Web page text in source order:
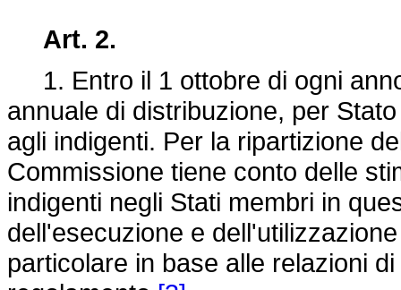
Art. 2.
1. Entro il 1 ottobre di ogni
annuale di distribuzione, per
agli indigenti. Per la ripartizione
Commissione tiene conto delle
indigenti negli Stati membri in
dell'esecuzione e
particolare in base alle relazioni